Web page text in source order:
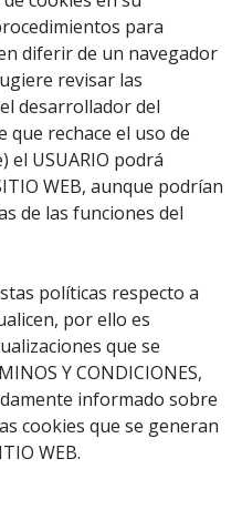
para
diferir de un navegador
revisar las
desarrollador del
que rechace el uso de
el USUARIO podrá
WEB, aunque podrían
de las funciones del
políticas respecto a
por ello es
que se
Y CONDICIONES,
informado sobre
cookies que se generan
WEB.